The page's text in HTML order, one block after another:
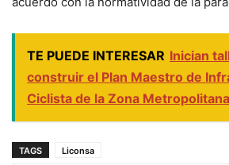
TE PUEDE INTERESAR Inician
construir el Plan Maestro de
Ciclista de la Zona
TAGS
Liconsa